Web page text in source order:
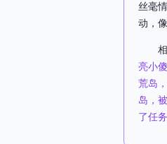
丝毫
动，
亮小
荒岛
岛，
了任